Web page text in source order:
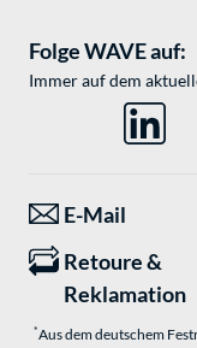
Folge WAVE auf:
Immer auf dem
E-Mail
Retoure &
Reklamation
*Aus dem deutschem